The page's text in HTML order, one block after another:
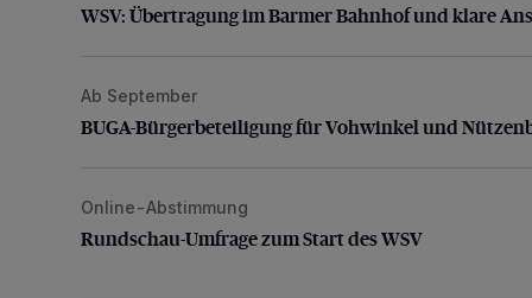
WSV: Übertragung im Barmer Bahnhof und klare
BUGA-Bürgerbeteiligung für Vohwinkel und
Ab September
BUGA-Bürgerbeteiligung für Vohwinkel und
Rundschau-Umfrage zum Start des WSV
Online-Abstimmung
Rundschau-Umfrage zum Start des WSV